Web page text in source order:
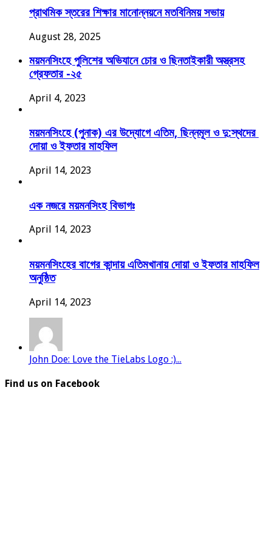
প্রাথমিক স্তরের শিক্ষার মানোন্নয়নে মতবিনিময় সভায়
August 28, 2025
ময়মনসিংহে পুলিশের অভিযানে চোর ও ছিনতাইকারী অস্ত্রসহ
গ্রেফতার -২৫
April 4, 2023
ময়মনসিংহে (পুনাক) এর উদ্যোগে এতিম, ছিন্নমূল ও দু:স্থদের
দোয়া ও ইফতার মাহফিল
April 14, 2023
এক নজরে ময়মনসিংহ বিভাগঃ
April 14, 2023
ময়মনসিংহের বাগের কান্দায় এতিমখানায় দোয়া ও ইফতার মাহফিল
অনুষ্ঠিত
April 14, 2023
John Doe: Love the TieLabs Logo :)...
Find us on Facebook